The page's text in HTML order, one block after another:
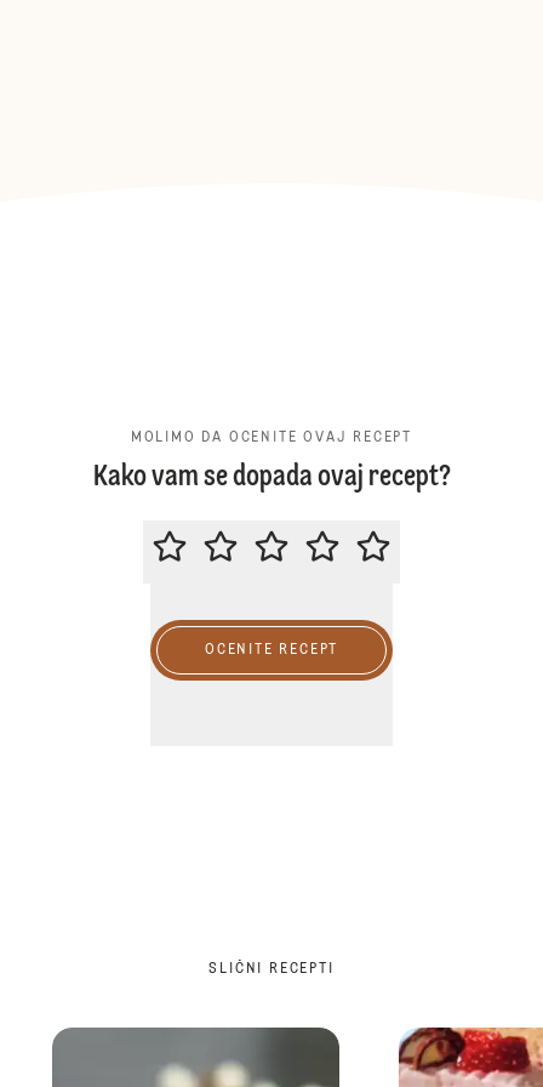
MOLIMO DA OCENITE OVAJ RECEPT
Kako vam se dopada ovaj recept?
MOLIMO DA OCENITE OVAJ
OCENITE RECEPT
SLIČNI RECEPTI